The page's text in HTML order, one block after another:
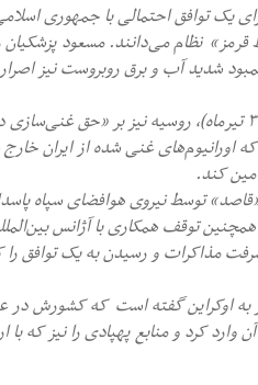
یک توافق احتمالی با جمهوری
قرمز» نظام می‌دانند. مسعود
شدید آب و برق روبروست نیز
-تا پیش از آغاز جنگ ۱۲ روزه (۲۳ خرداد تا ۳ تیرماه)،
اورانیوم‌های غنی شده از ایران
کند.
توسط نیروی هوافضای سپاه
برگزار شود و همچنین توقف همکاری با آژانس
مذاکرات و رسیدن به یک توافق را
کرد و منابع پهپادی را نیز که با